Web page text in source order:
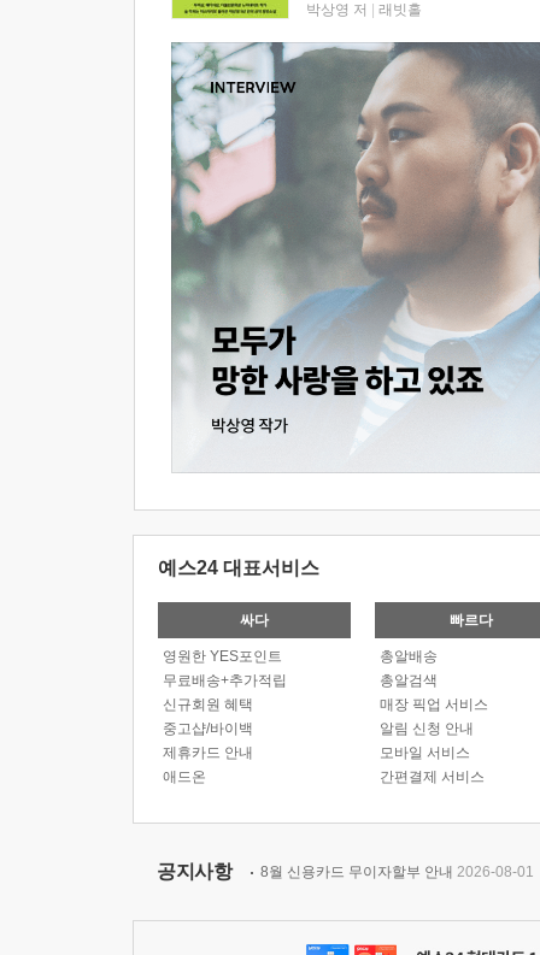
박상영 저 래빗홀
예스24 대표서비스
싸다
영원한 YES포인트
무료배송+추가적립
신규회원 혜택
중고샵/바이백
제휴카드 안내
애드온
빠르다
총알배송
총알검색
매장 픽업 서비스
알림 신청 안내
모바일 서비스
간편결제 서비스
공지사항 8월 신용카드 무이자할부 안내 2026-08-01